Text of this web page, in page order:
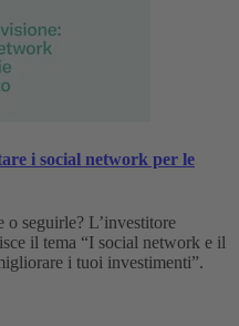
i social network per le
o seguirle? L’investitore
il tema “I social network e il
i tuoi investimenti”.